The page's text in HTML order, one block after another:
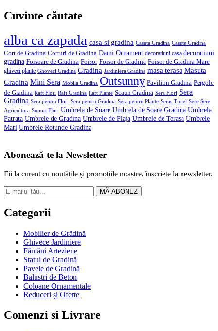
Cuvinte căutate
alba ca zapada casa si gradina Casuta Gradina Casute Gradina
Cort de Gradina Corturi de Gradina Dami Ornament decoratiuni casa decoratiuni
gradina Foisoare de Gradina Foisor Foisor de Gradina Foisor de Gradina Mare
ghiveci plante Ghoveci Gradina Gradina Jardiniera Gradina masa terasa Masuta
Gradina Mini Sera Mobila Gradina Outsunny Pavilion Gradina Pergole
de Gradina Raft Flori Raft Gradina Raft Plante Scaun Gradina Sera Flori Sera
Gradina Sera pentru Flori Sera pentru Gradina Sera pentru Plante Seras Tunel Sere Sere
Agricultura Suport Flori Umbrela de Soare Umbrela de Soare Gradina Umbrela
Patrata Umbrele de Gradina Umbrele de Plaja Umbrele de Terasa Umbrele
Mari Umbrele Rotunde Gradina
Abonează-te la Newsletter
Fii la curent cu noutățile și promoțiile noastre, înscriete la newsletter.
MĂ ABONEZ
Categorii
Mobilier de Grădină
Ghivece Jardiniere
Fântâni Arteziene
Statui de Gradină
Pavele de Gradină
Balustri de Beton
Coloane Ornamentale
Reduceri și Oferte
Comenzi si Livrare